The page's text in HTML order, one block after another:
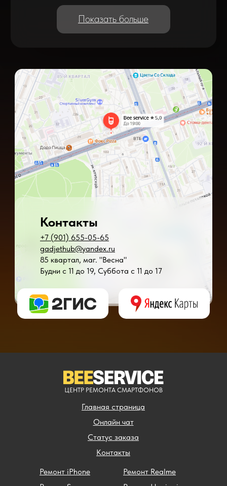
+7 (901) 655-05-65
gadjethub@yandex.ru
85 квартал, маг. "Весна"
Будни с 11 до 19, Суббота с 11 до 17
Контакты
Главная страница
Контакты
Статус заказа
Ремонт iPhone
Ремонт Realme
* - время ремонта может меняться в зависимости от модели устройства и
Онлайн чат
ЦЕНТР РЕМОНТА СМАРТФОНОВ